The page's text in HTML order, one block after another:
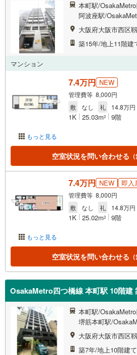
本町駅/
阿波座駅/
大阪府大阪市西区
築15年/地上11階建
マンション
もっと見る
7.4万円 NEW
管理費等 8,000円
敷
なし 礼 14.8万円
1K 25.03m2 9階
空室状況を問い合わせる
もっと見る
7.4万円 NEW 即入
管理費等 8,000円
敷
なし 礼 14.8万円
1K 25.02m2 9階
空室状況を問い合わせる
OsakaMetro四つ橋線 本町駅 10階建
本町駅/
堺筋本町駅/
大阪府大阪市西区
築7年/地上10階建